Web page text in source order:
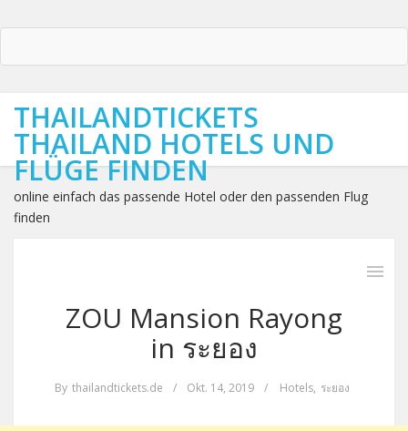
THAILANDTICKETS
THAILAND HOTELS UND
FLÜGE FINDEN
online einfach das passende Hotel oder den passenden Flug
finden
ZOU Mansion Rayong
in ระยอง
By thailandtickets.de / Okt. 14, 2019 / Hotels, ระยอง